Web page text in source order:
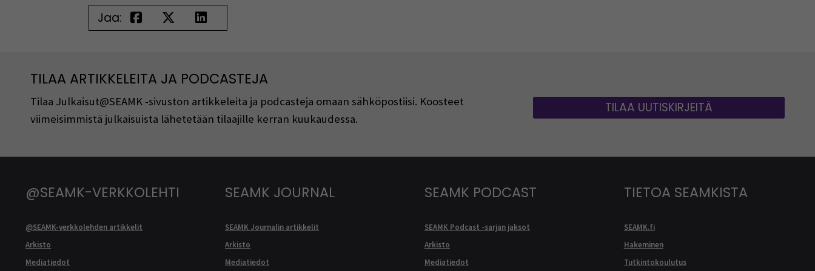
Jaa:
TILAA ARTIKKELEITA JA PODCASTEJA
Tilaa Julkaisut@SEAMK -sivuston artikkeleita ja podcasteja omaan sähköpostiisi. Koosteet
viimeisimmistä julkaisuista lähetetään tilaajille kerran kuukaudessa.
TILAA UUTISKIRJEITÄ
@SEAMK-VERKKOLEHTI
@SEAMK-verkkolehden artikkelit
Arkisto
Mediatiedot
SEAMK JOURNAL
SEAMK Journalin artikkelit
Arkisto
Mediatiedot
SEAMK PODCAST
SEAMK Podcast -sarjan jaksot
Arkisto
Mediatiedot
TIETOA SEAMKISTA
SEAMK.fi
Hakeminen
Tutkintokoulutus